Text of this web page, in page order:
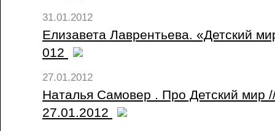
31.01.2012
Елизавета Лаврентьева. «Детский
012
27.01.2012
Наталья Самовер . Про Детский мир
27.01.2012